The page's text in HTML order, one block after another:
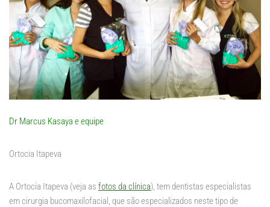
Dr Marcus Kasaya e equipe
Ortocia Itapeva
A Ortocia Itapeva (veja as fotos da clínica), tem dentistas especialistas
em cirurgia bucomaxilofacial, que são especializados neste tipo de